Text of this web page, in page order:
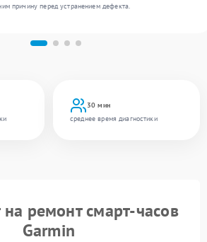
30 мин
среднее время диагностики
причину перед устранением дефекта.
на ремонт смарт-часов
Garmin